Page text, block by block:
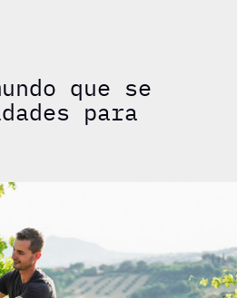
que se
para